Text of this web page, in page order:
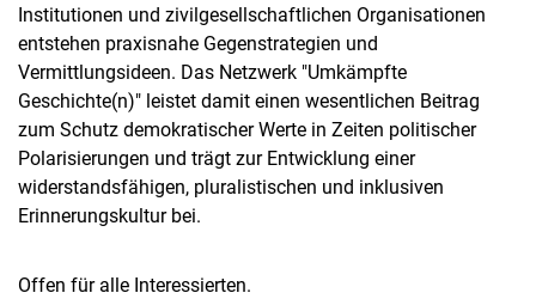
Institutionen und zivilgesellschaftlichen Organisationen
entstehen praxisnahe Gegenstrategien und
Vermittlungsideen. Das Netzwerk "Umkämpfte
Geschichte(n)" leistet damit einen wesentlichen Beitrag
zum Schutz demokratischer Werte in Zeiten politischer
Polarisierungen und trägt zur Entwicklung einer
widerstandsfähigen, pluralistischen und inklusiven
Erinnerungskultur bei.
Offen für alle Interessierten.